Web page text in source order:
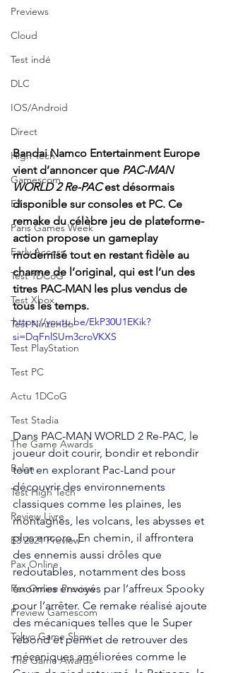
Previews
Cloud
Test indé
DLC
IOS/Android
Direct
High Tech
Gamescom
E3
Paris Games Week
Early Access
Test 1DCoG
Test Xbox
Test Nintendo
Test PlayStation
Test PC
Actu 1DCoG
Test Stadia
The Game Awards
Balan
Test High Tech
Review Livre
E3 2021 Preview
Pax Online
Pax Online Preview
Preview Gamescom
Tokyo Game Show
The Game Awards
Bandai Namco Entertainment Europe
vient d’annoncer que PAC-MAN
WORLD 2 Re-PAC est désormais
disponible sur consoles et PC. Ce
remake du célèbre jeu de plateforme-
action propose un gameplay
modernisé tout en restant fidèle au
charme de l’original, qui est l’un des
titres PAC-MAN les plus vendus de
tous les temps.
https://youtu.be/EkP30U1EKik?
si=DqFnlSUm3croVKXS
Dans PAC-MAN WORLD 2 Re-PAC, le
joueur doit courir, bondir et rebondir
tout en explorant Pac-Land pour
découvrir des environnements
classiques comme les plaines, les
montagnes, les volcans, les abysses et
plus encore. En chemin, il affrontera
des ennemis aussi drôles que
redoutables, notamment des boss
énormes envoyés par l’affreux Spooky
pour l’arrêter. Ce remake réalisé ajoute
des mécaniques telles que le Super
rebond et permet de retrouver des
mécaniques améliorées comme le